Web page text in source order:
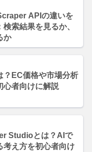
APIの違いを
索結果を見るか、
か
EC価格や市場分析
心者向けに解説
Studioとは？AIで
考え方を初心者向け